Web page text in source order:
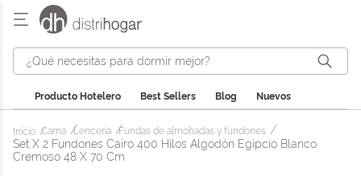
¿Qué necesitas para dormir mejor?
Producto Hotelero Best Sellers Blog Nuevos
Cama Lencería Fundas de almohadas y fundones
Set X 2 Fundones Cairo 400 Hilos Algodón Egipcio Blanco
Cremoso 48 X 70 Cm